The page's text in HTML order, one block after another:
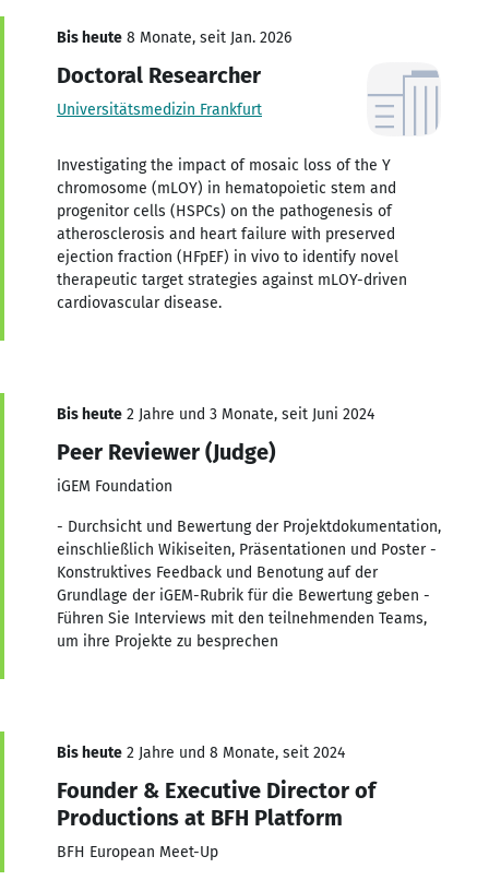
Bis heute 8 Monate, seit Jan. 2026
Doctoral Researcher
Universitätsmedizin Frankfurt
Investigating the impact of mosaic loss of the Y
chromosome (mLOY) in hematopoietic stem and
progenitor cells (HSPCs) on the pathogenesis of
atherosclerosis and heart failure with preserved
ejection fraction (HFpEF) in vivo to identify novel
therapeutic target strategies against mLOY-driven
cardiovascular disease.
Bis heute 2 Jahre und 3 Monate, seit Juni 2024
Peer Reviewer (Judge)
iGEM Foundation
- Durchsicht und Bewertung der Projektdokumentation,
einschließlich Wikiseiten, Präsentationen und Poster -
Konstruktives Feedback und Benotung auf der
Grundlage der iGEM-Rubrik für die Bewertung geben -
Führen Sie Interviews mit den teilnehmenden Teams,
um ihre Projekte zu besprechen
Bis heute 2 Jahre und 8 Monate, seit 2024
Founder & Executive Director of
Productions at BFH Platform
BFH European Meet-Up